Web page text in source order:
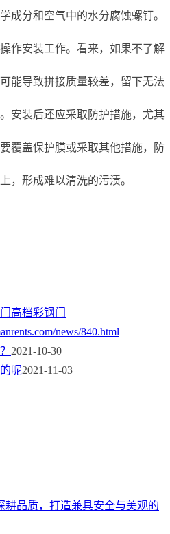
成分和空气中的水分腐蚀螺钉。
作安装工作。看来，如果不了解
能导致拼接质量较差，留下无法
安装后还应采取防护措施，尤其
覆盖保护膜或采取其他措施，防
，形成难以清洗的污渍。
高档彩钢门
news/840.html
2021-10-30
呢2021-11-03
耕品质，打造兼具安全与美观的